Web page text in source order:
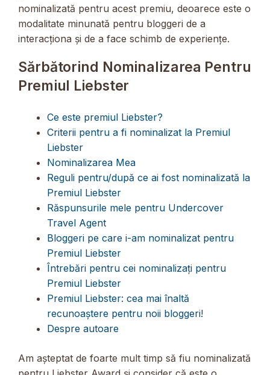
nominalizată pentru acest premiu, deoarece este o
modalitate minunată pentru bloggeri de a
interacționa și de a face schimb de experiențe.
Sărbătorind Nominalizarea Pentru
Premiul Liebster
Ce este premiul Liebster?
Criterii pentru a fi nominalizat la Premiul
Liebster
Nominalizarea Mea
Reguli pentru/după ce ai fost nominalizată la
Premiul Liebster
Răspunsurile mele pentru Undercover
Travel Agent
Bloggeri pe care i-am nominalizat pentru
Premiul Liebster
Întrebări pentru cei nominalizați pentru
Premiul Liebster
Premiul Liebster: cea mai înaltă
recunoaștere pentru noii bloggeri!
Despre autoare
Am așteptat de foarte mult timp să fiu nominalizată